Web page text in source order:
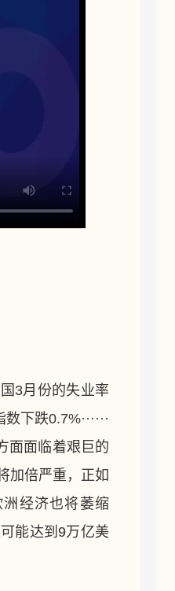
3月份的失业率
跌0.7%······
面面临着艰巨的
加倍严重，正如
经济也将萎缩
能达到9万亿美